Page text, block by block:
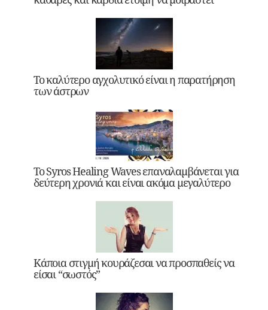
Το καλύτερο αγχολυτικό είναι η παρατήρηση
των άστρων
Το Syros Healing Waves επαναλαμβάνεται για
δεύτερη χρονιά και είναι ακόμα μεγαλύτερο
Κάποια στιγμή κουράζεσαι να προσπαθείς να
είσαι “σωστός”